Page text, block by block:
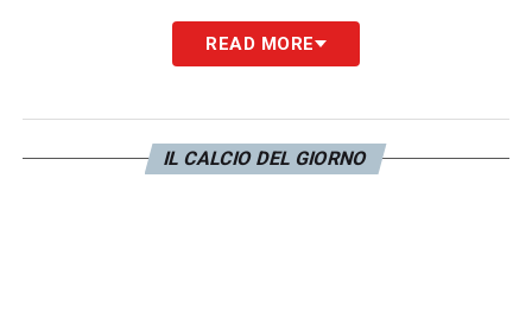
READ MORE
IL CALCIO DEL GIORNO